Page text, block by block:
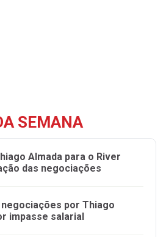
SEMANA
Almada para o River
das negociações
por Thiago
impasse salarial